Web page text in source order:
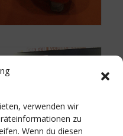
verwenden wir
zu
Wenn du diesen